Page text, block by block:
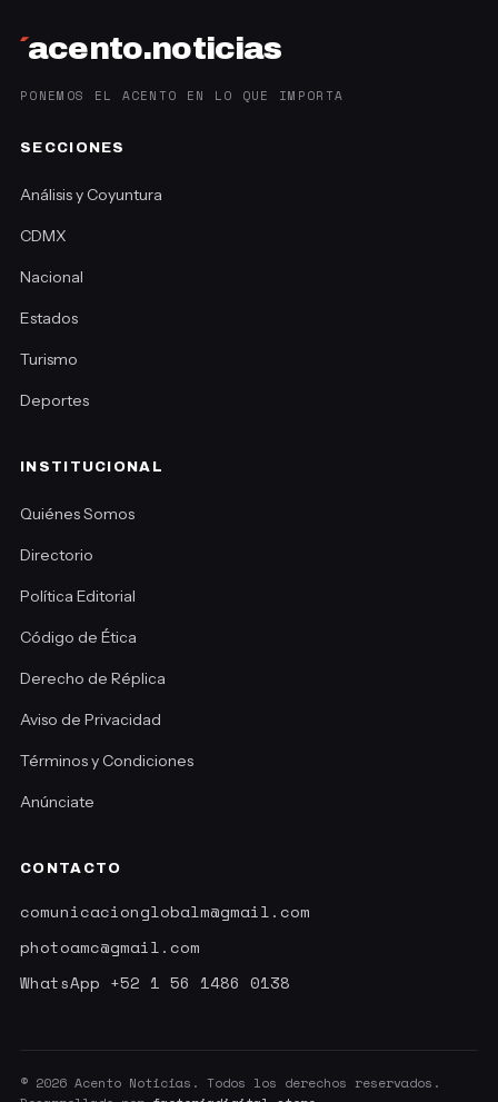
´acento.noticias
PONEMOS EL ACENTO EN LO QUE IMPORTA
SECCIONES
Análisis y Coyuntura
CDMX
Nacional
Estados
Turismo
Deportes
INSTITUCIONAL
Quiénes Somos
Directorio
Política Editorial
Código de Ética
Derecho de Réplica
Aviso de Privacidad
Términos y Condiciones
Anúnciate
CONTACTO
comunicacionglobalm@gmail.com
photoamc@gmail.com
WhatsApp +52 1 56 1486 0138
© 2026 Acento Noticias. Todos los derechos reservados.